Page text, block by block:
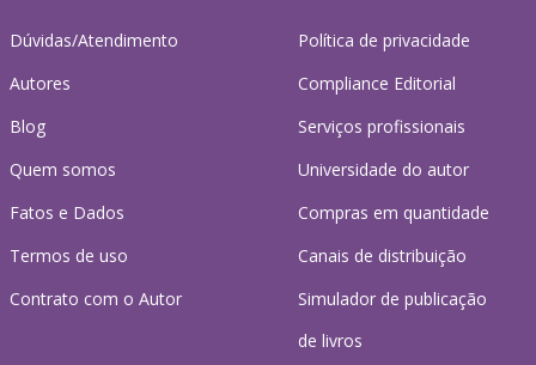
Dúvidas/Atendimento
Autores
Blog
Quem somos
Fatos e Dados
Termos de uso
Contrato com o Autor
Política de privacidade
Compliance Editorial
Serviços profissionais
Universidade do autor
Compras em quantidade
Canais de distribuição
Simulador de publicação
de livros